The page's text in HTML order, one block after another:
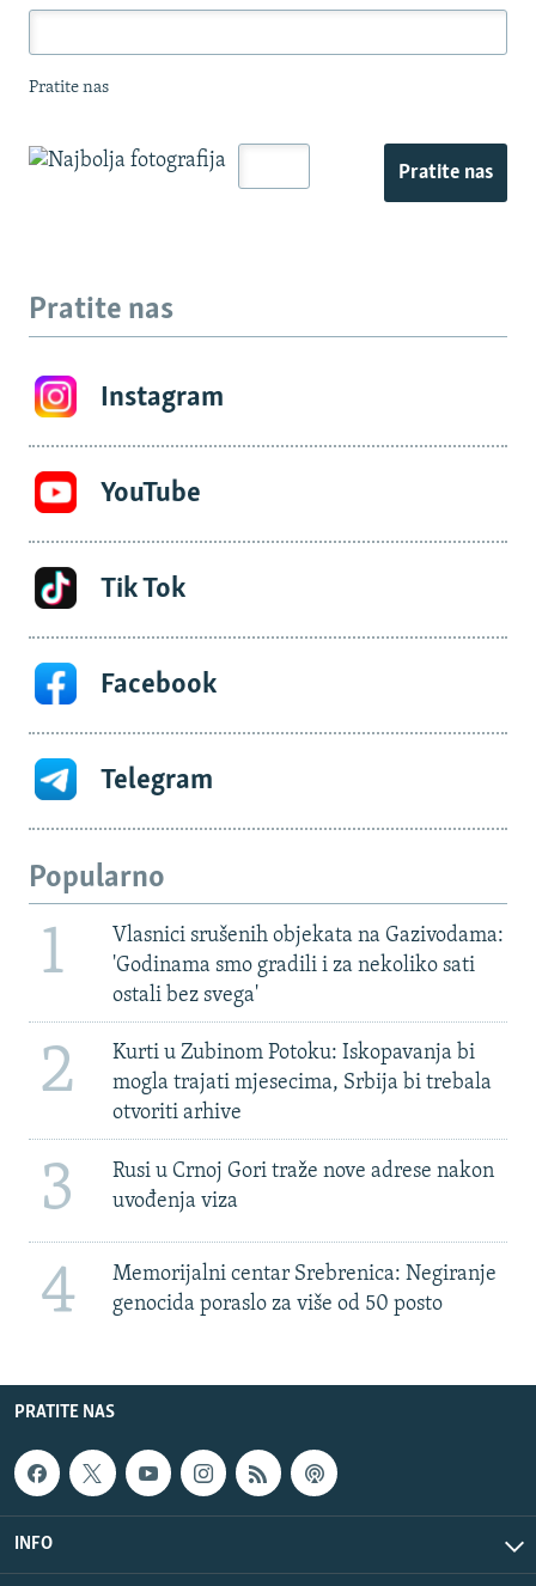
Pratite nas
Pratite nas
Pratite nas
Instagram
YouTube
Tik Tok
Facebook
Telegram
Popularno
1
Vlasnici srušenih objekata na Gazivodama:
'Godinama smo gradili i za nekoliko sati
ostali bez svega'
2
Kurti u Zubinom Potoku: Iskopavanja bi
mogla trajati mjesecima, Srbija bi trebala
otvoriti arhive
3
Rusi u Crnoj Gori traže nove adrese nakon
uvođenja viza
4
Memorijalni centar Srebrenica: Negiranje
genocida poraslo za više od 50 posto
PRATITE NAS
INFO